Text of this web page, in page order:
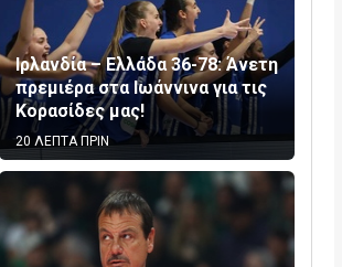
Ιρλανδία – Ελλάδα 36-78: Άνετη
πρεμιέρα στα Ιωάννινα για τις
Κορασίδες μας!
20 ΛΕΠΤΑ ΠΡΙΝ